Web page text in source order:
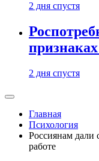
2 дня спустя
2 дня спустя
Главная
Психология
Россиянам дали
работе